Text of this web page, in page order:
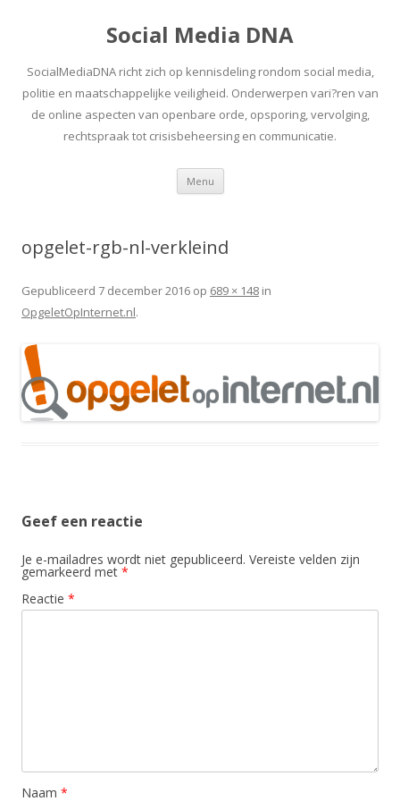
Social Media DNA
SocialMediaDNA richt zich op kennisdeling rondom social media,
politie en maatschappelijke veiligheid. Onderwerpen vari?ren van
de online aspecten van openbare orde, opsporing, vervolging,
rechtspraak tot crisisbeheersing en communicatie.
Menu Spring
inhoud
opgelet-rgb-nl-verkleind
Gepubliceerd 7 december 2016 op 689 × 148 in
OpgeletOpInternet.nl.
Geef een reactie
Je e-mailadres wordt niet gepubliceerd. Vereiste velden zijn
gemarkeerd met *
Reactie *
Naam *